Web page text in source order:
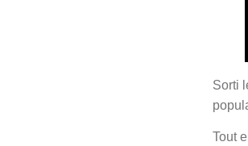
Sorti
Tout